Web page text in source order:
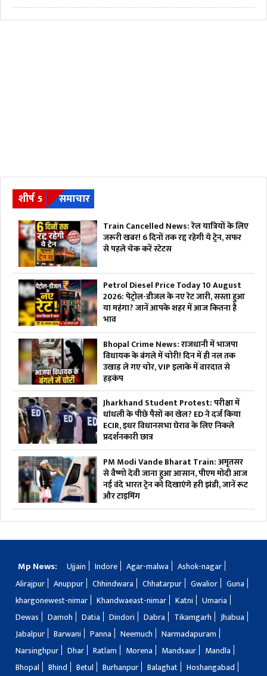
शीर्ष 5 समाचार
Train Cancelled News: रेल यात्रियों के लिए
जरूरी खबर! 6 दिनों तक रद्द रहेगी ये ट्रेन, सफर
से पहले चेक करें स्टेटस
Petrol Diesel Price Today 10 August
2026: पेट्रोल-डीजल के नए रेट जारी, सस्ता हुआ
या महंगा? जानें आपके शहर में आज कितना है
भाव
Bhopal Crime News: राजधानी में भाजपा
विधायक के बंगले में चोरी! दिन में ही नल तक
उखाड़ ले गए चोर, VIP इलाके में वारदात से
हड़कंप
Jharkhand Student Protest: परीक्षा में
धांधली के पीछे पैसों का खेल? ED ने दर्ज किया
ECIR, इधर विधानसभा घेराव के लिए निकले
प्रदर्शनकारी छात्र
PM Modi Vande Bharat Train: अमृतसर
से वैष्णो देवी जाना हुआ आसान, पीएम मोदी आज
नई वंदे भारत ट्रेन को दिखाएंगे हरी झंडी, जानें रूट
और टाइमिंग
Mp News: Ujjain Indore Agar-malwa
Ashok-nagar
Alirajpur
Anuppur Chhindwara Chhatarpur Gwalior
Guna
khargonewest-nimar
Khandwaeast-nimar Katni
Umaria
Dewas
Damoh Datia Dindori Dabra Tikamgarh
Jhabua
Jabalpur
Barwani Panna Neemuch
Narmadapuram
Narsinghpur
Dhar Ratlam Morena Mandsaur
Mandla
Bhopal
Bhind Betul Burhanpur Balaghat
Hoshangabad